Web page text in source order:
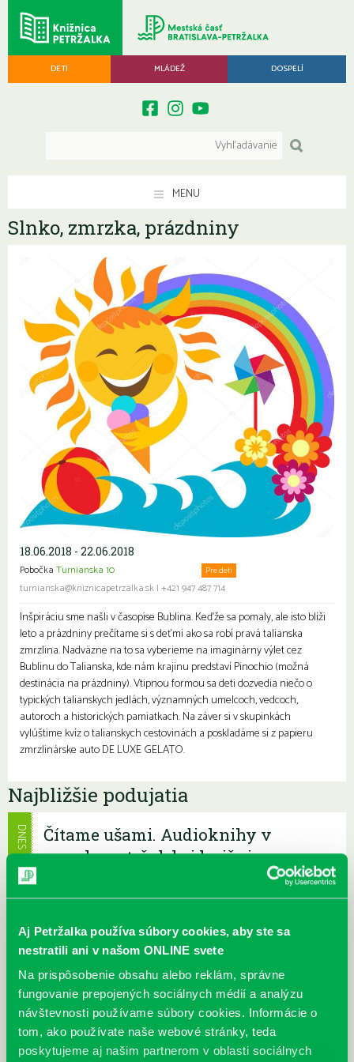
Aj Petržalka používa súbory cookies, aby ste sa
nestratili ani v našom ONLINE svete
Na prispôsobenie obsahu alebo reklám, správne
fungovanie prepojených sociálnych médií a analýzu
návštevnosti používame súbory cookies. Informácie o
tom, ako používate naše webové stránky, teda
poskytujeme aj našim partnerom v oblasti sociálnych
DETI MLÁDEŽ DOSPELÍ
MENU
Slnko, zmrzka, prázdniny
18.06.2018 - 22.06.2018
Pobočka Turnianska 10 Pre deti
turnianska@kniznicapetrzalka.sk | +421 947 487 714
Inšpiráciu sme našli v časopise Bublina. Keďže sa pomaly, ale isto blíži
leto a prázdniny prečítame si s deťmi ako sa robí pravá talianska
zmrzlina. Nadväzne na to sa vyberieme na imaginárny výlet cez
Bublinu do Talianska, kde nám krajinu predstaví Pinochio (možná
destinácia na prázdniny). Vtipnou formou sa deti dozvedia niečo o
typických talianskych jedlách, významných umelcoch, vedcoch,
autoroch a historických pamiatkach. Na záver si v skupinkách
vylúštime kvíz o talianskych cestovinách a poskladáme si z papieru
zmrzlinárske auto DE LUXE GELATO.
Najbližšie podujatia
Čítame ušami. Audioknihy v
ponuke petržalskej knižnice
Máme skvelé správy pre všetkých milovníkov kníh a príbehov!
papierové knihy a e-knihy, a...
DNES
Výdajný knižný box dostupný 24/7
Každý deň
Výdajný box na knihy Knižnice Petržalka je umiestnený pri
vchode do Petržalskej plavárne na Tupolevovej 7B a jeho obsluha
je užívateľsky veľmi jednodu...